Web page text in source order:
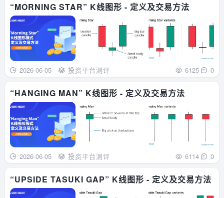
“MORNING STAR” K线图形 - 定义及交易方法
2026-06-05 投资平台测评 6125 0
“HANGING MAN” K线图形 - 定义及交易方法
2026-06-05 投资平台测评 6114 0
“UPSIDE TASUKI GAP” K线图形 - 定义及交易方法